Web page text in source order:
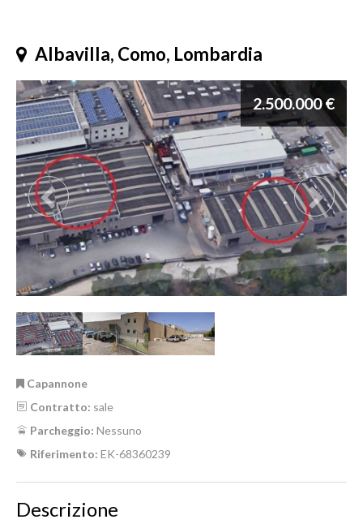
Albavilla, Como, Lombardia
2.500.000 €
Capannone
Contratto: sale
Parcheggio: Nessuno
Riferimento: EK-68360239
Descrizione